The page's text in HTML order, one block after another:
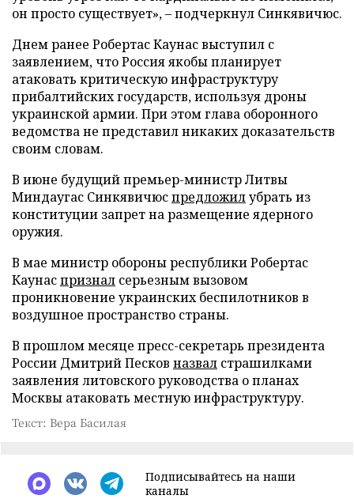
он просто существует», – подчеркнул Синкявичюс.
Днем ранее Робертас Каунас выступил с
заявлением, что Россия якобы планирует
атаковать критическую инфраструктуру
прибалтийских государств, используя дроны
украинской армии. При этом глава оборонного
ведомства не представил никаких доказательств
своим словам.
В июне будущий премьер-министр Литвы
Миндаугас Синкявичюспредложилубрать из
конституции запрет на размещение ядерного
оружия.
В мае министр обороны республики Робертас
Каунаспризнал серьезным вызовом
проникновение украинских беспилотников в
воздушное пространство страны.
В прошлом месяце пресс-секретарь президента
России Дмитрий Песков назвал страшилками
заявления литовского руководства о планах
Москвы атаковать местную инфраструктуру.
Текст: Вера Басилая
Подписывайтесь на наши
каналы